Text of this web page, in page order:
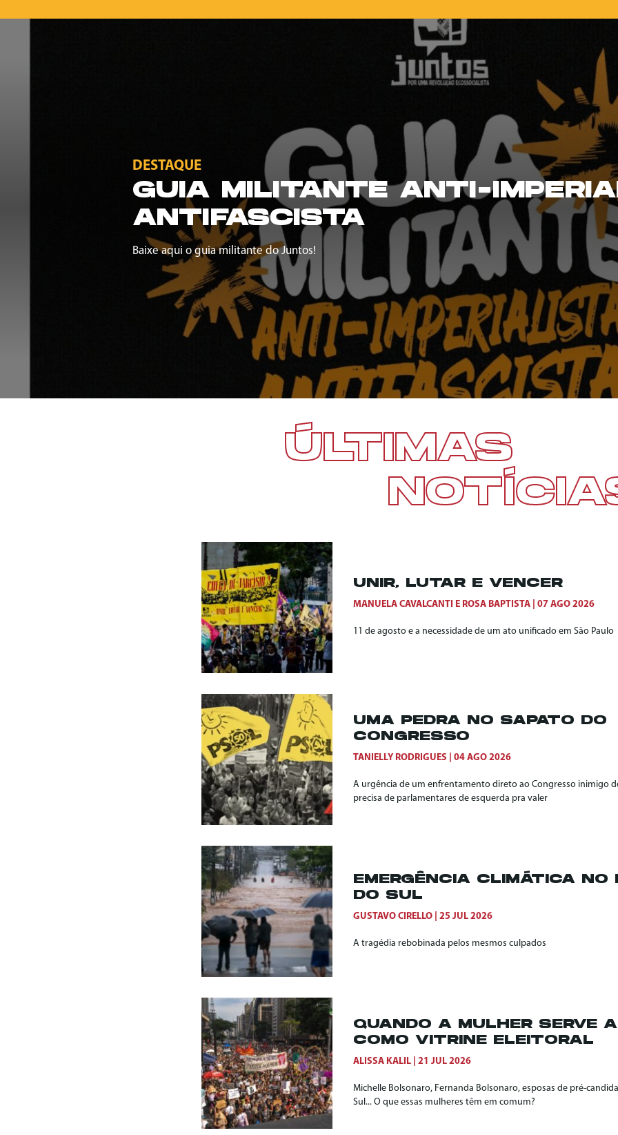
DESTAQUE
GUIA MILITANTE ANTI-
ANTIFASCISTA
Baixe aqui o guia militante do Juntos!
ÚLTIMAS
UNIR, LUTAR E VENCER
MANUELA CAVALCANTI E ROSA BAPTISTA 07 AGO 2026
11 de agosto e a necessidade de um ato unificado em São Paulo
UMA PEDRA NO SAPATO DO
CONGRESSO
TANIELLY RODRIGUES 04 AGO 2026
A urgência de um enfrentamento direto ao Congresso inimigo
precisa de parlamentares de esquerda pra valer
EMERGÊNCIA CLIMÁTICA NO
DO SUL
GUSTAVO CIRELLO 25 JUL 2026
A tragédia rebobinada pelos mesmos culpados
QUANDO A MULHER SERVE
COMO VITRINE ELEITORAL
ALISSA KALIL 21 JUL 2026
Michelle Bolsonaro, Fernanda Bolsonaro, esposas de pré-
Sul... O que essas mulheres têm em comum?